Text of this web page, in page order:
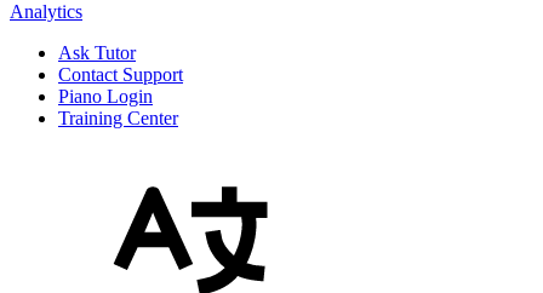
Analytics
Ask Tutor
Contact Support
Piano Login
Training Center